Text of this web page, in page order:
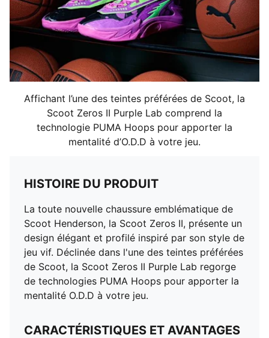
Affichant l’une des teintes préférées de Scoot, la
Scoot Zeros II Purple Lab comprend la
technologie PUMA Hoops pour apporter la
mentalité d’O.D.D à votre jeu.
HISTOIRE DU PRODUIT
La toute nouvelle chaussure emblématique de
Scoot Henderson, la Scoot Zeros II, présente un
design élégant et profilé inspiré par son style de
jeu vif. Déclinée dans l'une des teintes préférées
de Scoot, la Scoot Zeros II Purple Lab regorge
de technologies PUMA Hoops pour apporter la
mentalité O.D.D à votre jeu.
CARACTÉRISTIQUES ET AVANTAGES